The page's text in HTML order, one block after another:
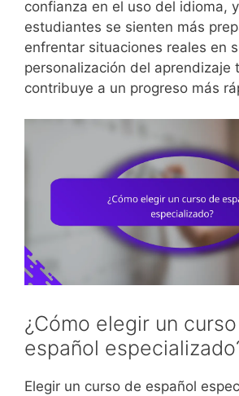
confianza en el uso del idioma,
estudiantes se sienten más
enfrentar situaciones reales en
personalización del aprendizaje
contribuye a un progreso más
¿Cómo elegir un
español
Elegir un curso de español